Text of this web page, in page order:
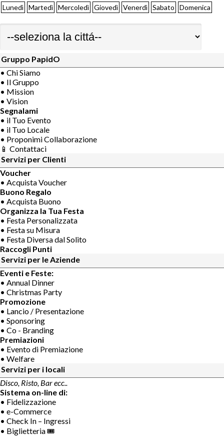
Lunedì Martedì Mercoledì Giovedì Venerdì Sabato Domenica
Gruppo PapidO
• Chi Siamo
• Il Gruppo
• Mission
• Vision
Segnalami
• il Tuo Evento
• il Tuo Locale
• Proponimi Collaborazione
📱 Contattaci
Servizi per Clienti
Voucher
• Acquista Voucher
Buono Regalo
• Acquista Buono
Organizza la Tua Festa
• Festa Personalizzata
• Festa su Misura
• Festa Diversa dal Solito
Raccogli Punti
Servizi per le Aziende
Eventi e Feste:
• Annual Dinner
• Christmas Party
Promozione
• Lancio / Presentazione
• Sponsoring
• Co - Branding
Premiazioni
• Evento di Premiazione
• Welfare
Servizi per i locali
Disco, Risto, Bar ecc..
Sistema on-line di:
• Fidelizzazione
• e-Commerce
• Check In – Ingressi
• Biglietteria 🎟